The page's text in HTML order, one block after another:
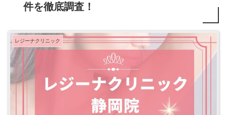
件を徹底調査！
レジーナクリニック